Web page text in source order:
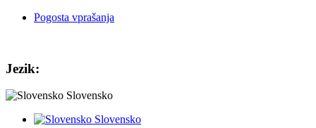
Pogosta vprašanja
Jezik:
Slovensko
Slovensko